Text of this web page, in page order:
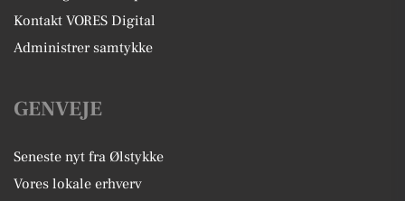
Kontakt VORES Digital
Administrer samtykke
GENVEJE
Seneste nyt fra Ølstykke
Vores lokale erhverv